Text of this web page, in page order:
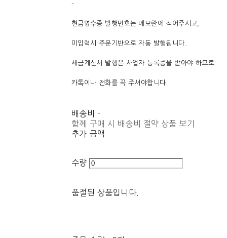
-
현금영수증 발행번호는 메모란에 적어주시고,
미입력시 주문기반으로 자동 발행됩니다.
세금계산서 발행은 사업자 등록증을 받아야 하므로
카톡이나 전화를 꼭 주셔야합니다.
배송비 -
함께 구매 시 배송비 절약 상품 보기
추가 금액
수량
품절된 상품입니다.